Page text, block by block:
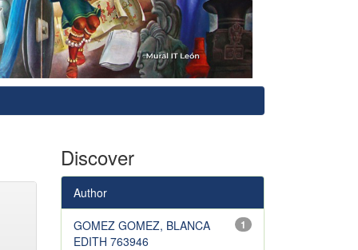
Discover
Author
1
GOMEZ GOMEZ, BLANCA
EDITH 763946